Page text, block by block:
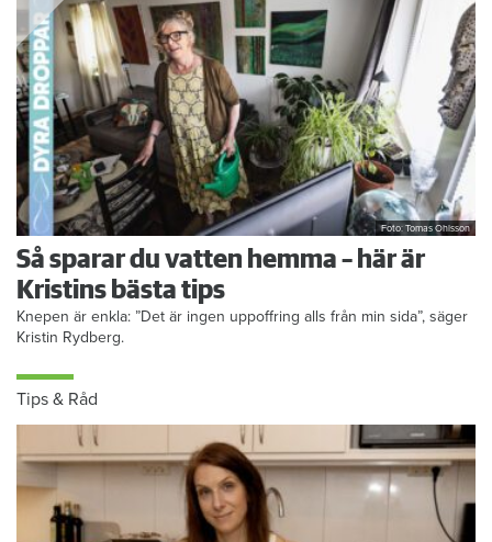
Foto: Tomas Ohlsson
Så sparar du vatten hemma – här är
Kristins bästa tips
Knepen är enkla: ”Det är ingen uppoffring alls från min sida”, säger
Kristin Rydberg.
Tips & Råd